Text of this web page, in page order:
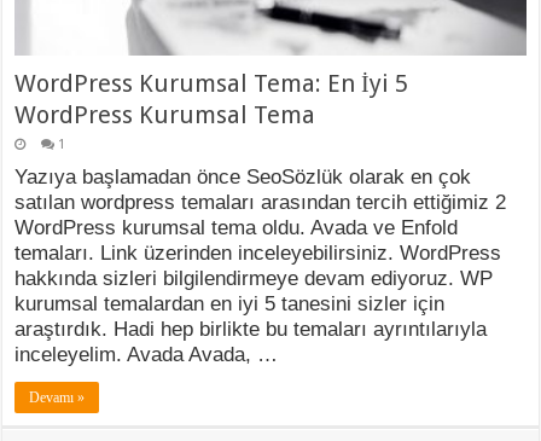
WordPress Kurumsal Tema: En İyi 5
WordPress Kurumsal Tema
1
Yazıya başlamadan önce SeoSözlük olarak en çok
satılan wordpress temaları arasından tercih ettiğimiz 2
WordPress kurumsal tema oldu. Avada ve Enfold
temaları. Link üzerinden inceleyebilirsiniz. WordPress
hakkında sizleri bilgilendirmeye devam ediyoruz. WP
kurumsal temalardan en iyi 5 tanesini sizler için
araştırdık. Hadi hep birlikte bu temaları ayrıntılarıyla
inceleyelim. Avada Avada, …
Devamı »